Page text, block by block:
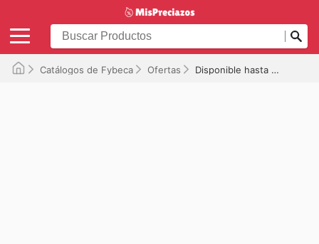
Catálogos de Fybeca Ofertas Disponible hasta el 31/07/2026